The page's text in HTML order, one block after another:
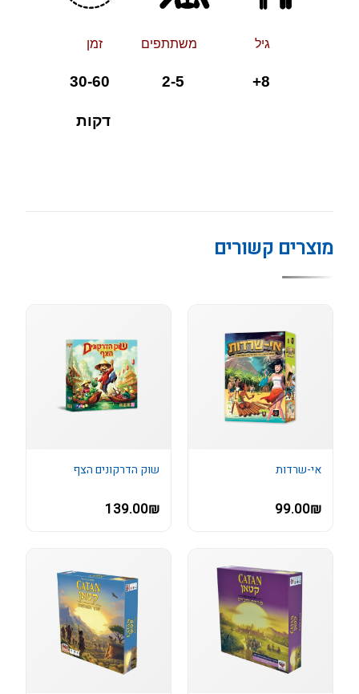
גיל משתתפים זמן
דקות
מוצרים קשורים
אי-שרדות
99.00₪
שוק הדרקונים הצף
139.00₪